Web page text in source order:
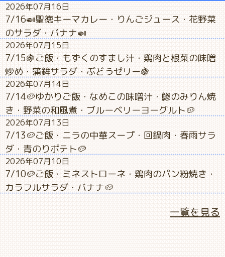
2026年07月16日
7/16🍛聖徳キーマカレー・りんごジュース・花野菜
のサラダ・バナナ🍛
2026年07月15日
7/15🍇ご飯・もずくのすまし汁・鶏肉と根菜の味噌
炒め・蒲鉾サラダ・ぶどうゼリー🍇
2026年07月14日
7/14🥔ゆかりご飯・なめこの味噌汁・鯵のみりん焼
き・野菜の和風煮・ブルーベリーヨーグルト🥔
2026年07月13日
7/13🥔ご飯・ニラの中華スープ・回鍋肉・春雨サラ
ダ・青のりポテト🥔
2026年07月10日
7/10🥔ご飯・ミネストローネ・鶏肉のパン粉焼き・
カラフルサラダ・バナナ🥔
一覧を見る